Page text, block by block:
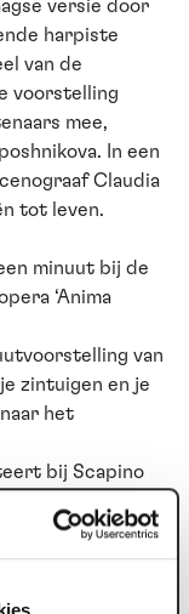
versie door
harpiste
van de
voorstelling
mee,
In een
Claudia
tot leven.
minuut bij de
‘Anima
van
zintuigen en je
het
bij Scapino